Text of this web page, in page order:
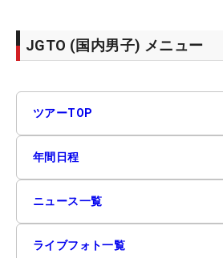
JGTO (国内男子) メニュー
ツアーTOP
年間日程
ニュース一覧
ライブフォト一覧